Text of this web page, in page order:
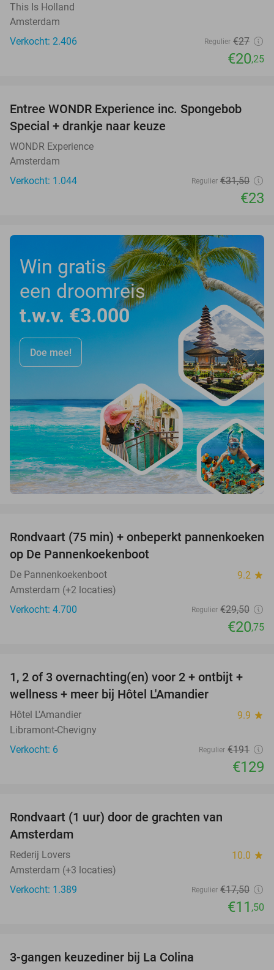
This Is Holland
Amsterdam
Verkocht: 2.406
Regulier €27
€20,25
27%
Entree WONDR Experience inc. Spongebob
Special + drankje naar keuze
WONDR Experience
Amsterdam
Verkocht: 1.044
Regulier €31,50
€23
Win gratis
een droomreis
t.w.v. €3.000
Doe mee!
30%
Rondvaart (75 min) + onbeperkt pannenkoeken
op De Pannenkoekenboot
De Pannenkoekenboot 9.2 star
Amsterdam (+2 locaties)
Verkocht: 4.700
Regulier €29,50
€20,75
32%
TODAY
1, 2 of 3 overnachting(en) voor 2 + ontbijt +
wellness + meer bij Hôtel L'Amandier
Hôtel L'Amandier 9.9 star
Libramont-Chevigny
Verkocht: 6
Regulier €191
€129
Rondvaart (1 uur) door de grachten van
Amsterdam
Rederij Lovers 10.0 star
Amsterdam (+3 locaties)
Verkocht: 1.389
Regulier €17,50
€11 ,50
3-gangen keuzediner bij La Colina